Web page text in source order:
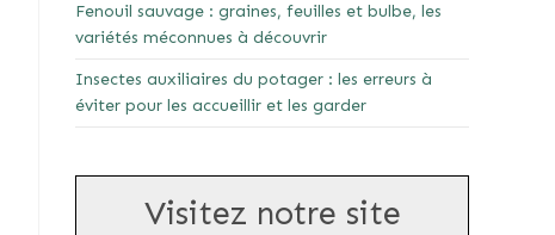
Fenouil sauvage : graines, feuilles et bulbe, les
variétés méconnues à découvrir
Insectes auxiliaires du potager : les erreurs à
éviter pour les accueillir et les garder
Visitez notre site